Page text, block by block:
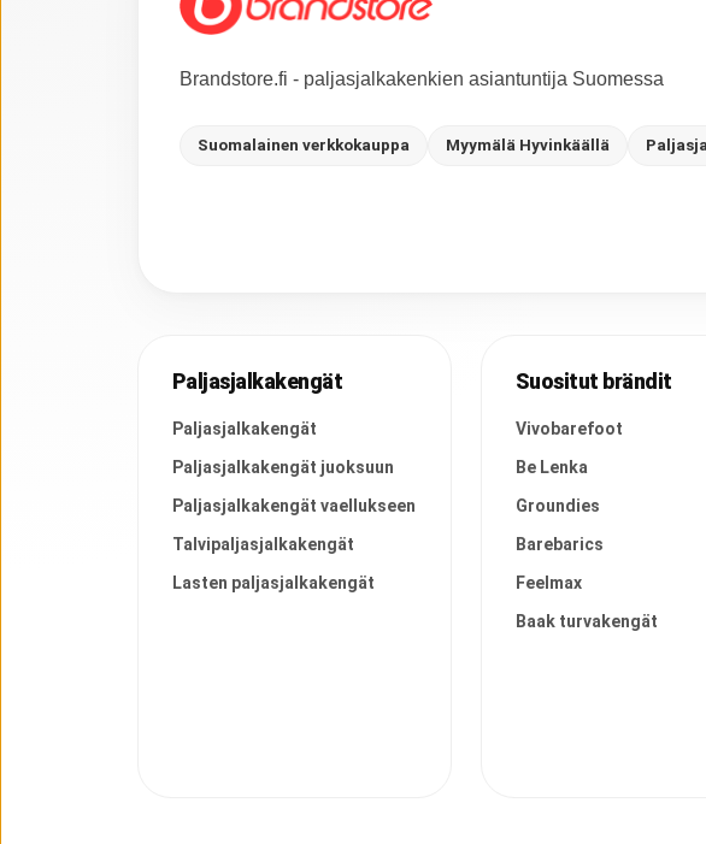
Brandstore.fi - paljasjalkakenkien asiantuntija Suomessa
Suomalainen verkkokauppa Myymälä Hyvinkäällä
Paljasjalkakengät
Paljasjalkakengät
Paljasjalkakengät juoksuun
Paljasjalkakengät vaellukseen
Talvipaljasjalkakengät
Lasten paljasjalkakengät
Suositut brändit
Vivobarefoot
Be Lenka
Groundies
Barebarics
Feelmax
Baak turvakengät